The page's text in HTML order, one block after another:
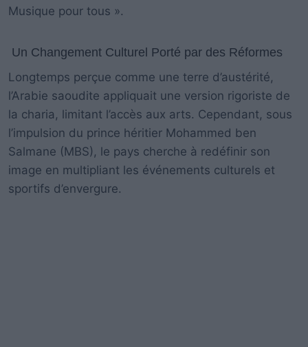
Musique pour tous ».
Un Changement Culturel Porté par des Réformes
Longtemps perçue comme une terre d’austérité,
l’Arabie saoudite appliquait une version rigoriste de
la charia, limitant l’accès aux arts. Cependant, sous
l’impulsion du prince héritier Mohammed ben
Salmane (MBS), le pays cherche à redéfinir son
image en multipliant les événements culturels et
sportifs d’envergure.